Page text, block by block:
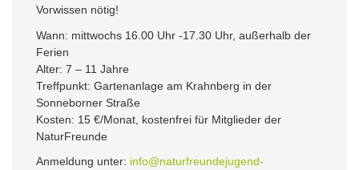
Vorwissen nötig!
Wann: mittwochs 16.00 Uhr -17.30 Uhr, außerhalb der
Ferien
Alter: 7 – 11 Jahre
Treffpunkt: Gartenanlage am Krahnberg in der
Sonneborner Straße
Kosten: 15 €/Monat, kostenfrei für Mitglieder der
NaturFreunde
Anmeldung unter: info@naturfreundejugend-